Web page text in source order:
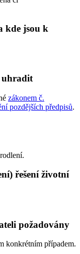
kde jsou k
uhradit
zákonem č.
pozdějších předpisů.
řešení životní
požadovány
konkrétním případem.